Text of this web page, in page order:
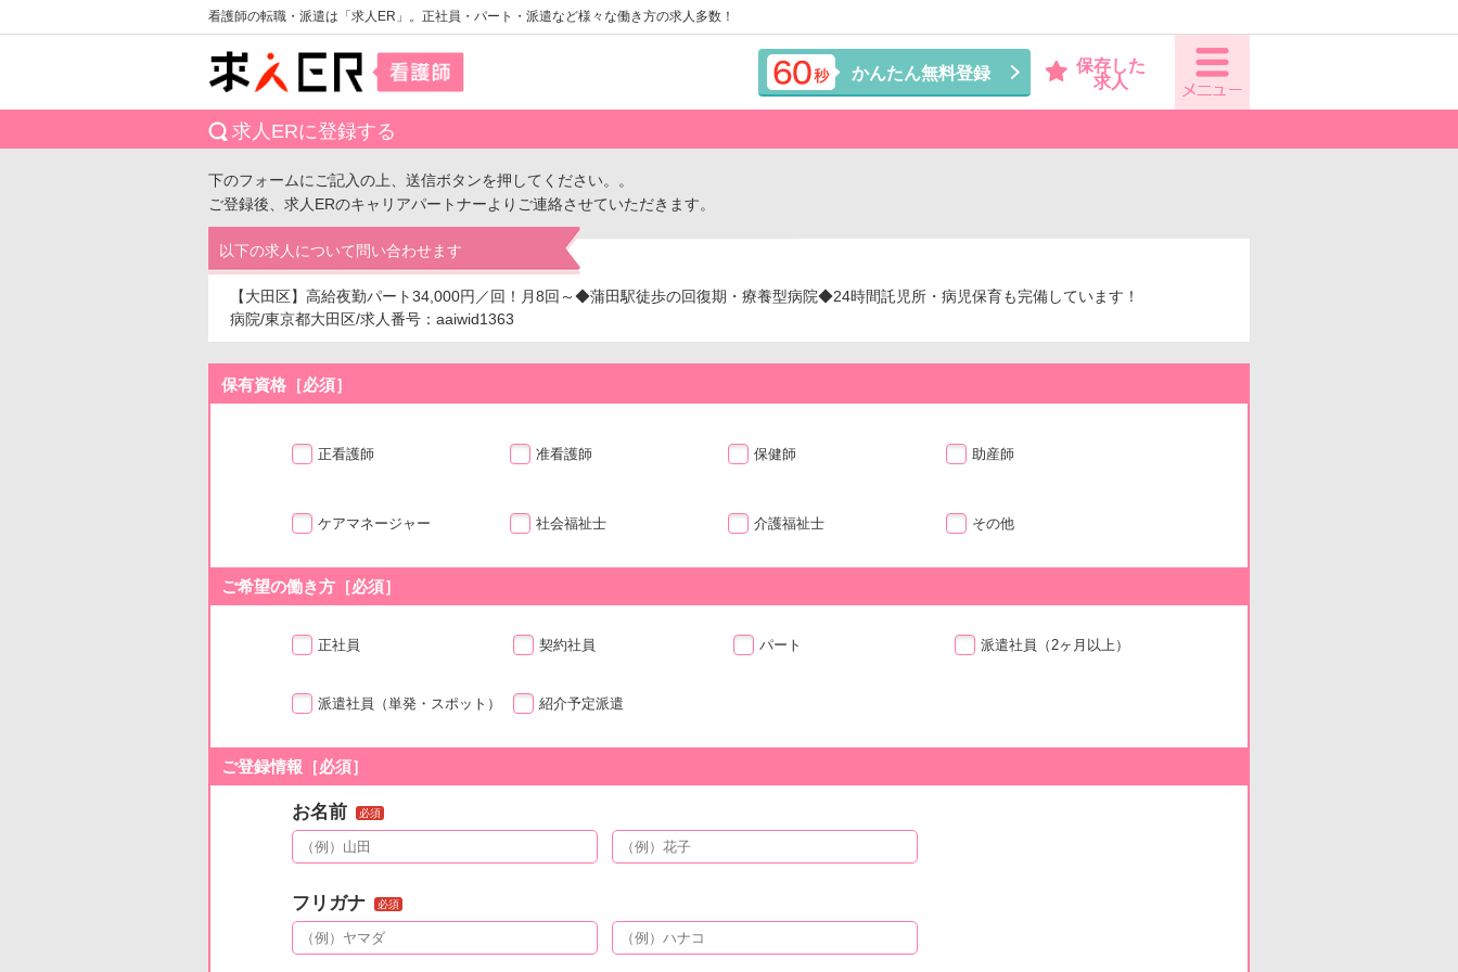
看護師の転職・派遣は「求人ER」。正社員・パート・派遣など様々な働き方の求人多数！
かんたん無料登録
保存した
求人
求人ERに登録する
下のフォームにご記入の上、送信ボタンを押してください。。
ご登録後、求人ERのキャリアパートナーよりご連絡させていただきます。
以下の求人について問い合わせます
【大田区】高給夜勤パート34,000円／回！月8回～◆蒲田駅徒歩の回復期・療養型病院◆24時間託児所・病児保育も完備しています！
病院/東京都大田区/求人番号：aaiwid1363
保有資格［必須］
正看護師 准看護師 保健師 助産師
ケアマネージャー 社会福祉士 介護福祉士 その他
ご希望の働き方［必須］
正社員 契約社員 パート 派遣社員 （2ヶ月以上）
派遣社員 （単発・スポット） 紹介予定派遣
ご登録情報［必須］
お名前 必須
フリガナ 必須